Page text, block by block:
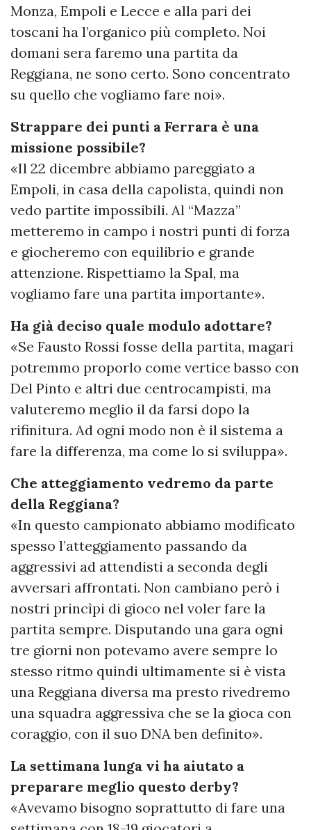
Monza, Empoli e Lecce e alla pari dei
toscani ha l’organico più completo. Noi
domani sera faremo una partita da
Reggiana, ne sono certo. Sono concentrato
su quello che vogliamo fare noi».
Strappare dei punti a Ferrara è una
missione possibile?
«Il 22 dicembre abbiamo pareggiato a
Empoli, in casa della capolista, quindi non
vedo partite impossibili. Al “Mazza”
metteremo in campo i nostri punti di forza
e giocheremo con equilibrio e grande
attenzione. Rispettiamo la Spal, ma
vogliamo fare una partita importante».
Ha già deciso quale modulo adottare?
«Se Fausto Rossi fosse della partita, magari
potremmo proporlo come vertice basso con
Del Pinto e altri due centrocampisti, ma
valuteremo meglio il da farsi dopo la
rifinitura. Ad ogni modo non è il sistema a
fare la differenza, ma come lo si sviluppa».
Che atteggiamento vedremo da parte
della Reggiana?
«In questo campionato abbiamo modificato
spesso l’atteggiamento passando da
aggressivi ad attendisti a seconda degli
avversari affrontati. Non cambiano però i
nostri princìpi di gioco nel voler fare la
partita sempre. Disputando una gara ogni
tre giorni non potevamo avere sempre lo
stesso ritmo quindi ultimamente si è vista
una Reggiana diversa ma presto rivedremo
una squadra aggressiva che se la gioca con
coraggio, con il suo DNA ben definito».
La settimana lunga vi ha aiutato a
preparare meglio questo derby?
«Avevamo bisogno soprattutto di fare una